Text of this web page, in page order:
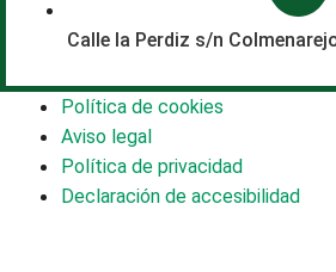
Calle la Perdiz s/n
Política de cookies
Aviso legal
Política de privacidad
Declaración de accesibilidad